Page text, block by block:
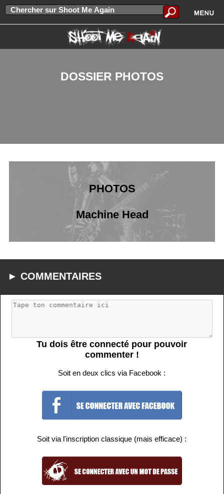
DOSSIER PHOTOS
PHOTOS
Machine Head
► COMMENTAIRES
Tu dois être connecté pour pouvoir
commenter !
Soit en deux clics via Facebook :
Soit via l'inscription classique (mais efficace) :